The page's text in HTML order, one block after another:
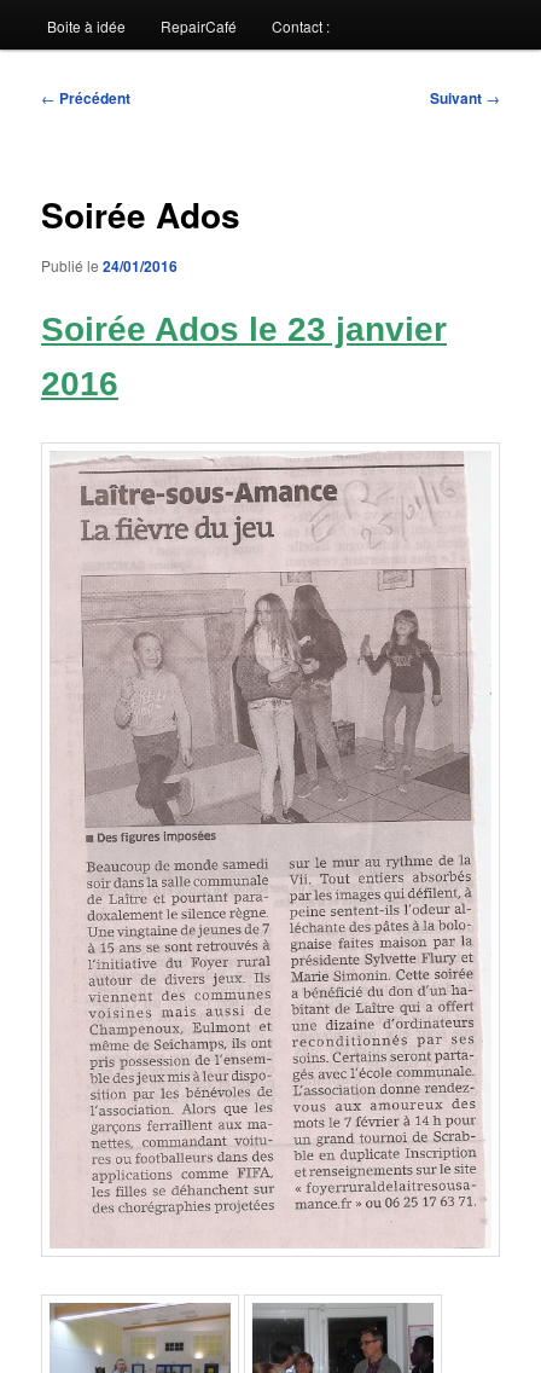
Boite à idée RepairCafé Contact :
Navigation
← Précédent Suivant →
Soirée Ados
Publié le24/01/2016
Soirée Ados le 23 janvier
2016